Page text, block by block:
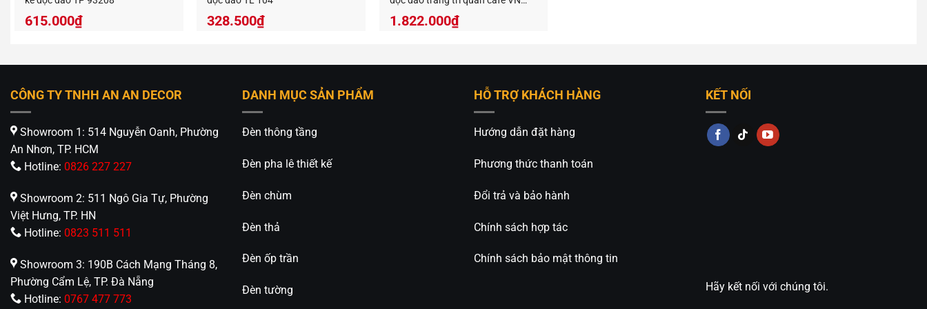
Nếu Mẫu đèn gỗ nửa cầu thả trần trang trí phòng khách cực đẹp này không đáp ứng được yêu cầu thiết kế của bạn. Bạn có thể
xem thêm các sản phẩm đèn gỗ khác trong cùng danh mục
412 Phạm Văn Đồng, P.11, Q.Bình Thạnh, Tp.Hồ Chí Minh
https://anandecor.vn/
615.000₫ 328.500₫ 1.822.000₫
CÔNG TY TNHH AN AN DECOR
Showroom 1: 514 Nguyễn Oanh, Phường
An Nhơn, TP. HCM
Hotline: 0826 227 227
Showroom 2: 511 Ngô Gia Tự, Phường
Việt Hưng, TP. HN
Hotline: 0823 511 511
Showroom 3: 190B Cách Mạng Tháng 8,
Phường Cẩm Lệ, TP. Đà Nẵng
Hotline: 0767 477 773
DANH MỤC SẢN PHẨM
Đèn thông tầng
Đèn pha lê thiết kế
Đèn chùm
Đèn thả
Đèn ốp trần
Đèn tường
HỖ TRỢ KHÁCH HÀNG
Hướng dẫn đặt hàng
Phương thức thanh toán
Đổi trả và bảo hành
Chính sách hợp tác
Chính sách bảo mật thông tin
KẾT NỐI
Hãy kết nối với chúng tôi.